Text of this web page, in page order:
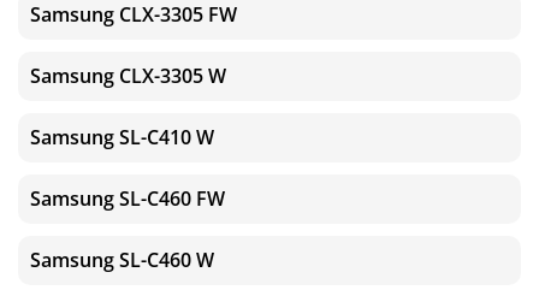
Samsung CLX-3305 FW
Samsung CLX-3305 W
Samsung SL-C410 W
Samsung SL-C460 FW
Samsung SL-C460 W